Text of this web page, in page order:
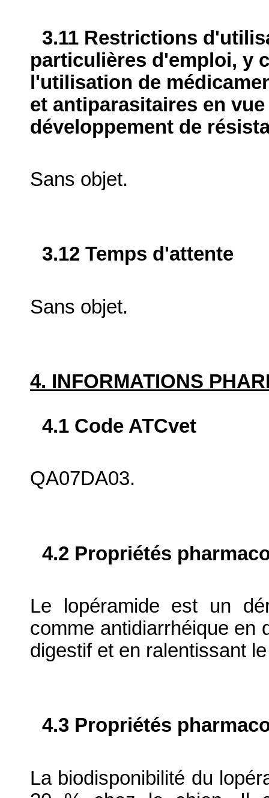
3.11 Restrictions
particulières d'emploi, y
l'utilisation de
et antiparasitaires en
développement de
Sans objet.
3.12 Temps d'attente
Sans objet.
4. INFORMATIONS
4.1 Code ATCvet
QA07DA03.
4.2 Propriétés
Le lopéramide est un
comme antidiarrhéique en
digestif et en ralentissant
4.3 Propriétés
La biodisponibilité du